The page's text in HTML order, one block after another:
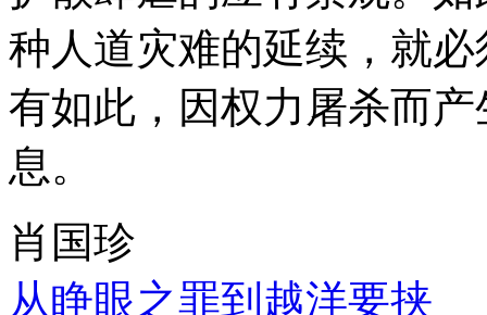
种人道灾难的延续，就
有如此，因权力屠杀而
息。
肖国珍
从睁眼之罪到越洋要挟